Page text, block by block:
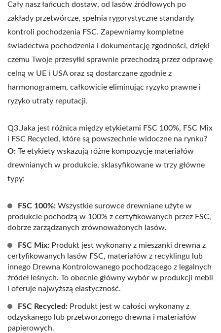
Cały nasz łańcuch dostaw, od lasów źródłowych po
zakłady przetwórcze, spełnia rygorystyczne standardy
kontroli pochodzenia FSC. Zapewniamy kompletne
świadectwa pochodzenia i dokumentację zgodności, dzięki
czemu Twoje przesyłki sprawnie przechodzą przez odprawę
celną w UE i USA oraz są dostarczane zgodnie z
harmonogramem, całkowicie eliminując ryzyko prawne i
ryzyko utraty reputacji.
Q3.Jaka jest różnica między etykietami FSC 100%, FSC Mix
i FSC Recycled, które są powszechnie widoczne na rynku?
O: Te etykiety wskazują różne kompozycje materiałów
drewnianych w produkcie, sklasyfikowane w trzy główne
typy:
FSC 100%: Wszystkie surowce drewniane użyte w
produkcie pochodzą w 100% z certyfikowanych przez FSC,
dobrze zarządzanych zrównoważonych lasów.
FSC Mix: Produkt jest wykonany z mieszanki drewna z
certyfikowanych lasów FSC, materiałów z recyklingu lub
innego Drewna Kontrolowanego pochodzącego z legalnych
źródeł leśnych. To obecnie główny wybór w produkcji mebli
i oferuje najwyższą elastyczność.
FSC Recycled: Produkt jest w całości wykonany z
odzyskanego lub przetworzonego drewna i materiałów
papierowych.